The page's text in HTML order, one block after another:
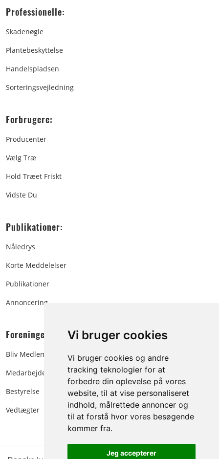
Vi bruger cookies
Vi bruger cookies og andre
tracking teknologier for at
forbedre din oplevelse på vores
website, til at vise personaliseret
indhold, målrettede annoncer og
til at forstå hvor vores besøgende
kommer fra.
Jeg accepterer
Professionelle:
Skadenøgle
Plantebeskyttelse
Handelspladsen
Sorteringsvejledning
Forbrugere:
Producenter
Vælg Træ
Hold Træet Friskt
Vidste Du
Publikationer:
Nåledrys
Korte Meddelelser
Publikationer
Annoncering
Foreningen:
Bliv Medlem
Medarbejdere
Bestyrelse
Vedtægter